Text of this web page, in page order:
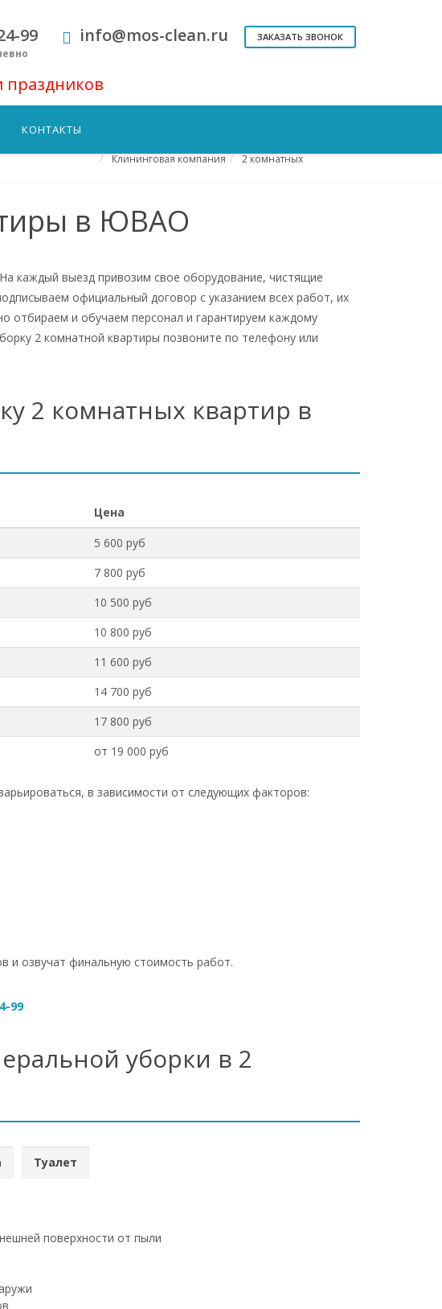
99 info@mos-clean.ru ЗАКАЗАТЬ ЗВОНОК
праздников
КОНТАКТЫ
Клининговая компания
2 комнатных
в ЮВАО
каждый выезд привозим свое оборудование, чистящие
официальный договор с указанием всех работ, их
отбираем и обучаем персонал и гарантируем каждому
2 комнатной квартиры позвоните по телефону или
2 комнатных квартир в
Цена
5 600 руб
7 800 руб
10 500 руб
10 800 руб
11 600 руб
14 700 руб
17 800 руб
от 19 000 руб
в зависимости от следующих факторов:
и озвучат финальную стоимость работ.
99
уборки в 2
Туалет
поверхности от пыли